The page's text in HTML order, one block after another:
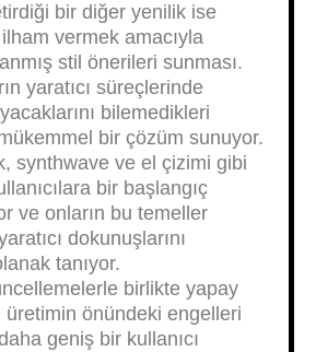
bir diğer yenilik ise
ilham vermek amacıyla
stil önerileri sunması.
yaratıcı süreçlerinde
bilemedikleri
bir çözüm sunuyor.
synthwave ve el çizimi gibi
bir başlangıç
ve onların bu temeller
dokunuşlarını
tanıyor.
birlikte yapay
önündeki engelleri
geniş bir kullanıcı